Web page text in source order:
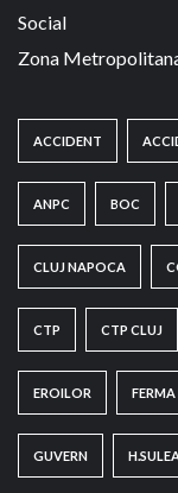
Social
Zona
ACCIDENT
ANPC BOC
CLUJ NAPOCA
CTP CTP CLUJ
EROILOR FERMA
GUVERN